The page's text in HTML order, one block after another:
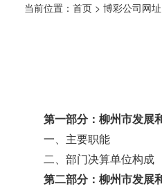
当前位置： 首页 > 博彩公司网址
第一部分：柳州市发展
一、主要职能
二、部门决算单位构成
第二部分：柳州市发展